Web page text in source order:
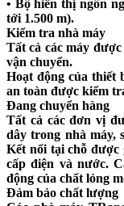
• Bộ hiển thị ngôn
tới 1.500 m).
Kiểm tra nhà máy
Tất cả các máy
vận chuyển.
Hoạt động của thiết
an toàn được kiểm
Đang chuyển hàng
Tất cả các đơn vị
dây trong nhà máy,
Kết nối tại chỗ được
cấp điện và nước.
động của chất lỏng
Đảm bảo chất lượng